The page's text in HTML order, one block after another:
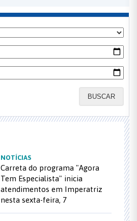
BUSCAR
NOTÍCIAS
Carreta do programa "Agora
Tem Especialista" inicia
atendimentos em Imperatriz
nesta sexta-feira, 7